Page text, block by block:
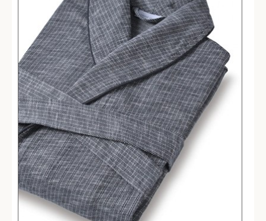
Постельное белье
Покрывала
Пледы
Декоративные подушки
Домашняя одежда
Простыни
Наволочки
Балетки
Маски для сна
Пододеяльники
Подушки
Одеяла
Наматрасники